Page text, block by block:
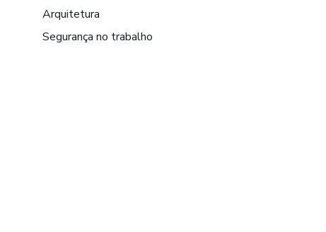
Arquitetura
Segurança no trabalho